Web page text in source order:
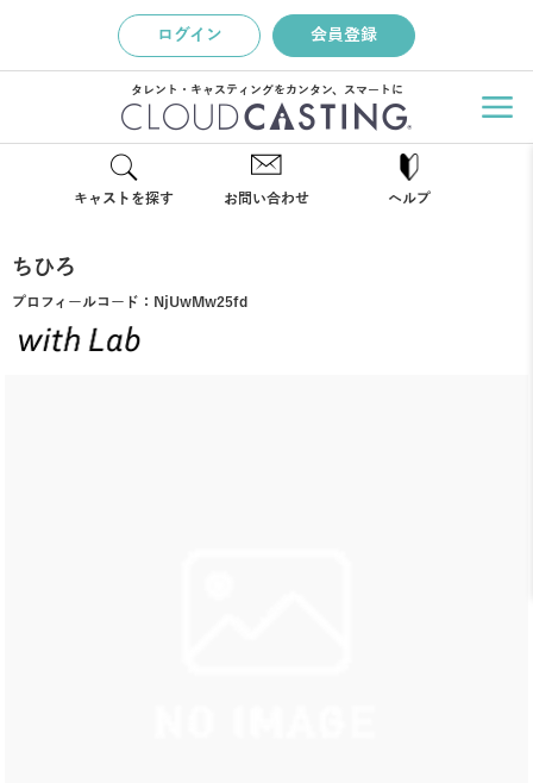
ログイン 会員登録
タレント・キャスティングをカンタン、スマートに
キャストを探す お問い合わせ ヘルプ
ちひろ
プロフィールコード： NjUwMw25fd